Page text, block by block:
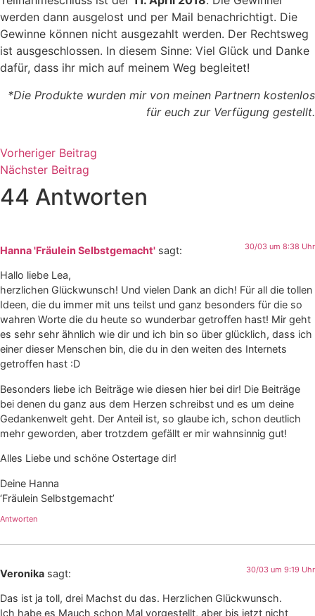
werden dann ausgelost und per Mail benachrichtigt. Die
Gewinne können nicht ausgezahlt werden. Der Rechtsweg
ist ausgeschlossen. In diesem Sinne: Viel Glück und Danke
dafür, dass ihr mich auf meinem Weg begleitet!
*Die Produkte wurden mir von meinen Partnern kostenlos
für euch zur Verfügung gestellt.
Vorheriger Beitrag
Nächster Beitrag
44 Antworten
Hanna 'Fräulein Selbstgemacht' sagt: 30/03 um 8:38 Uhr
Hallo liebe Lea,
herzlichen Glückwunsch! Und vielen Dank an dich! Für all die tollen
Ideen, die du immer mit uns teilst und ganz besonders für die so
wahren Worte die du heute so wunderbar getroffen hast! Mir geht
es sehr sehr ähnlich wie dir und ich bin so über glücklich, dass ich
einer dieser Menschen bin, die du in den weiten des Internets
getroffen hast :D
Besonders liebe ich Beiträge wie diesen hier bei dir! Die Beiträge
bei denen du ganz aus dem Herzen schreibst und es um deine
Gedankenwelt geht. Der Anteil ist, so glaube ich, schon deutlich
mehr geworden, aber trotzdem gefällt er mir wahnsinnig gut!
Alles Liebe und schöne Ostertage dir!
Deine Hanna
‘Fräulein Selbstgemacht’
Antworten
Veronika sagt: 30/03 um 9:19 Uhr
Das ist ja toll, drei Machst du das. Herzlichen Glückwunsch.
Ich habe es Mauch schon Mal vorgestellt, aber bis jetzt nicht